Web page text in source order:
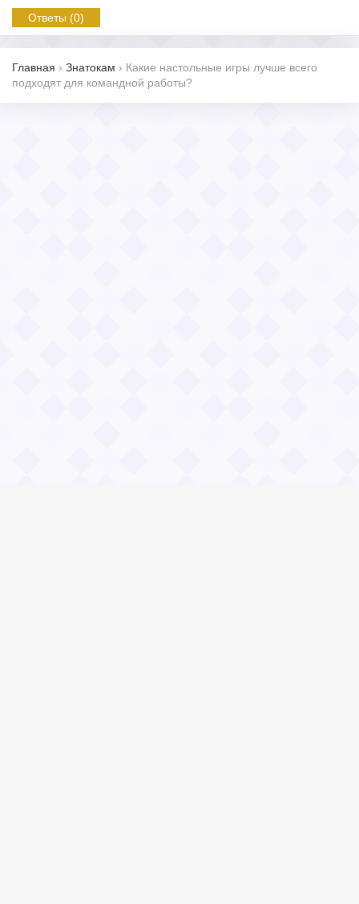
Ответы (0)
Главная › Знатокам › Какие настольные игры лучше всего
подходят для командной работы?